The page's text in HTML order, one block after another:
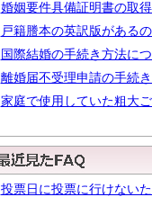
婚姻要件具備証明書の取
戸籍謄本の英訳版がある
国際結婚の手続き方法に
離婚届不受理申請の手続
家庭で使用していた粗大
投票日に投票に行けない